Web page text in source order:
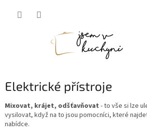
Elektrické přístroje
Mixovat, krájet, odšťavňovat - to vše si lze
vysilovat, když na to jsou pomocníci, které
nabídce.